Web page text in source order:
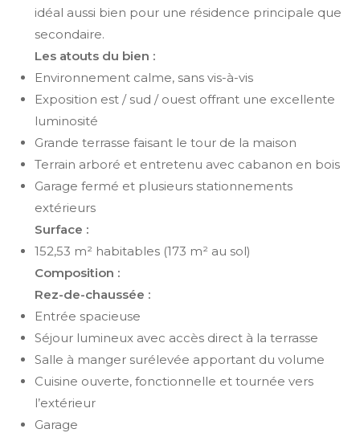
idéal aussi bien pour une résidence principale que
secondaire.
Les atouts du bien :
Environnement calme, sans vis-à-vis
Exposition est / sud / ouest offrant une excellente
luminosité
Grande terrasse faisant le tour de la maison
Terrain arboré et entretenu avec cabanon en bois
Garage fermé et plusieurs stationnements
extérieurs
Surface :
152,53 m² habitables (173 m² au sol)
Composition :
Rez-de-chaussée :
Entrée spacieuse
Séjour lumineux avec accès direct à la terrasse
Salle à manger surélevée apportant du volume
Cuisine ouverte, fonctionnelle et tournée vers
l’extérieur
Garage